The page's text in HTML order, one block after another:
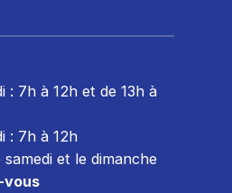
: 7h à 12h et de 13h à
: 7h à 12h
samedi et le dimanche
vous